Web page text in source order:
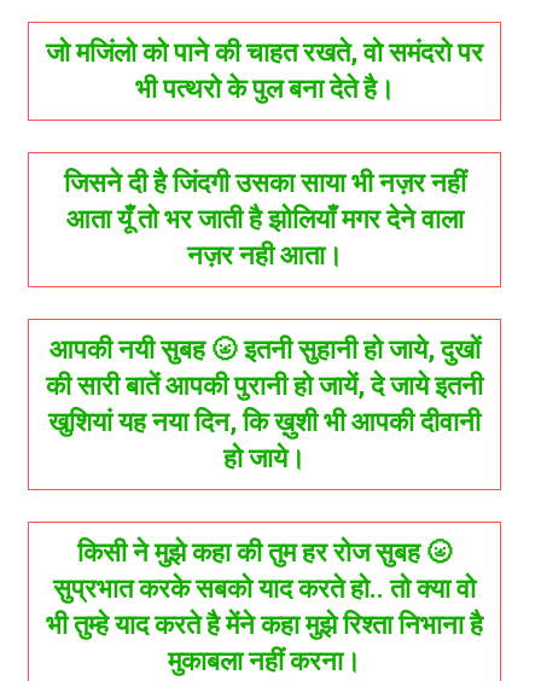
जो मजिंलो को पाने की चाहत रखते, वो समंदरो पर
भी पत्थरो के पुल बना देते है।
जिसने दी है जिंदगी उसका साया भी नज़र नहीं
आता यूँ तो भर जाती है झोलियाँ मगर देने वाला
नज़र नही आता।
आपकी नयी सुबह 🌝 इतनी सुहानी हो जाये, दुखों
की सारी बातें आपकी पुरानी हो जायें, दे जाये इतनी
खुशियां यह नया दिन, कि ख़ुशी भी आपकी दीवानी
हो जाये।
किसी ने मुझे कहा की तुम हर रोज सुबह 🌝
सुप्रभात करके सबको याद करते हो.. तो क्या वो
भी तुम्हे याद करते है मेंने कहा मुझे रिश्ता निभाना है
मुकाबला नहीं करना।